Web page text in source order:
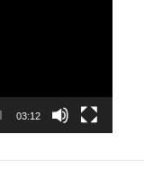
03:12